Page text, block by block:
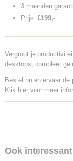
3 maanden
Prijs: €199,-
Vergroot je
desktops, compleet
Bestel nu en ervaar
Klik hier voor meer
Ook interessant